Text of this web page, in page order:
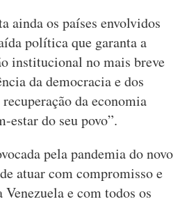
ainda os países envolvidos
política que garanta a
institucional no mais breve
da democracia e dos
da economia
estar do seu povo”.
pela pandemia do novo
atuar com compromisso e
e com todos os